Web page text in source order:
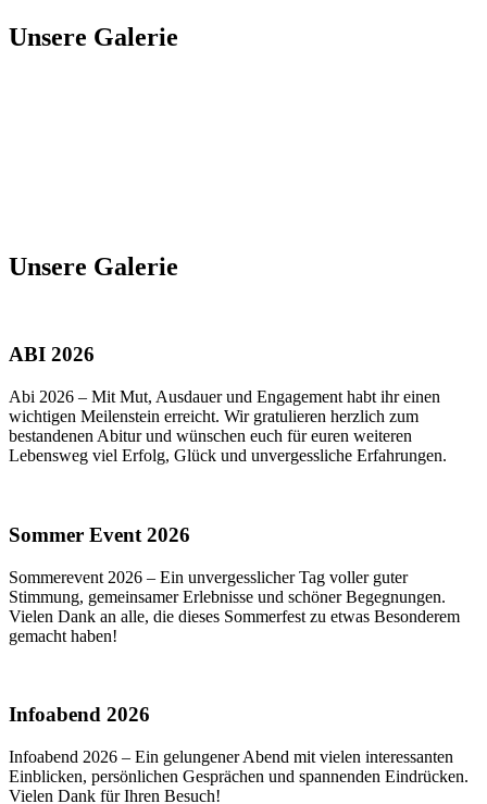
Unsere Galerie
Unsere Galerie
ABI 2026
Abi 2026 – Mit Mut, Ausdauer und Engagement habt ihr einen
wichtigen Meilenstein erreicht. Wir gratulieren herzlich zum
bestandenen Abitur und wünschen euch für euren weiteren
Lebensweg viel Erfolg, Glück und unvergessliche Erfahrungen.
Sommer Event 2026
Sommerevent 2026 – Ein unvergesslicher Tag voller guter
Stimmung, gemeinsamer Erlebnisse und schöner Begegnungen.
Vielen Dank an alle, die dieses Sommerfest zu etwas Besonderem
gemacht haben!
Infoabend 2026
Infoabend 2026 – Ein gelungener Abend mit vielen interessanten
Einblicken, persönlichen Gesprächen und spannenden Eindrücken.
Vielen Dank für Ihren Besuch!